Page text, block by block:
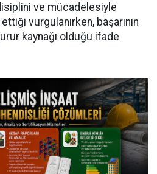
ve mücadelesiyle
vurgulanırken, başarının
kaynağı olduğu ifade